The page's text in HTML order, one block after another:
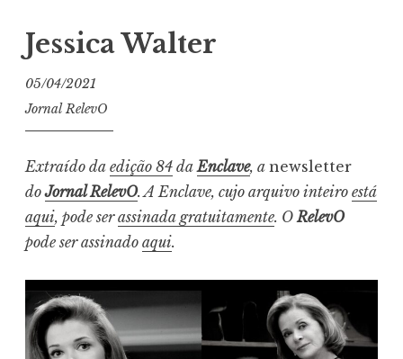
Jessica Walter
05/04/2021
Jornal RelevO
Extraído da edição 84 da Enclave, a newsletter
doJornal RelevO. A Enclave, cujo arquivo inteiro está
aqui, pode serassinada gratuitamente. O RelevO
pode ser assinado aqui.